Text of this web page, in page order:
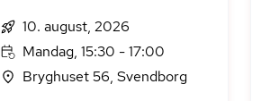
10. august, 2026
Mandag, 15:30 - 17:00
Bryghuset 56, Svendborg